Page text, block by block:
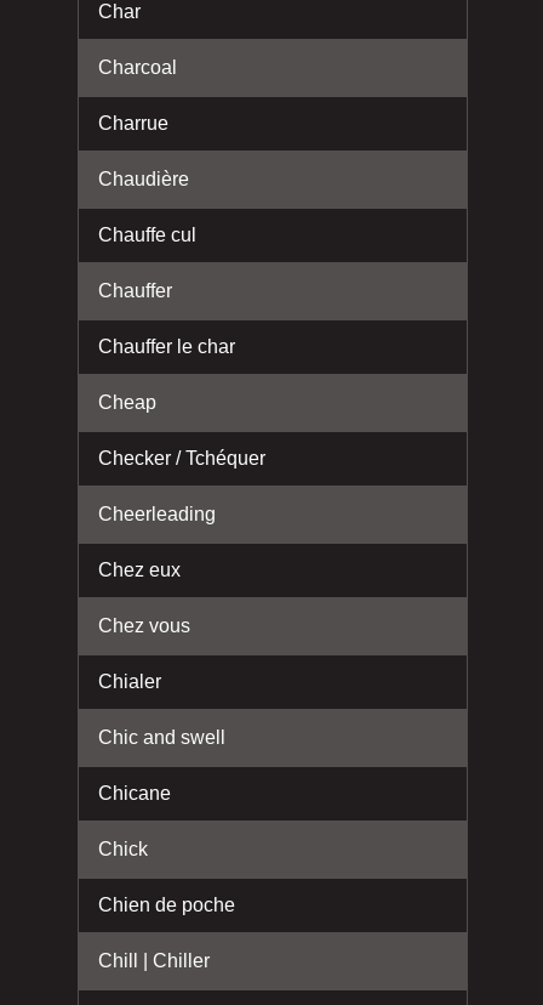
Char
Charcoal
Charrue
Chaudière
Chauffe cul
Chauffer
Chauffer le char
Cheap
Checker / Tchéquer
Cheerleading
Chez eux
Chez vous
Chialer
Chic and swell
Chicane
Chick
Chien de poche
Chill | Chiller